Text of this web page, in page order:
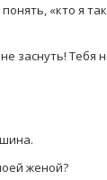
«кто я
заснуть! Тебя
женой?